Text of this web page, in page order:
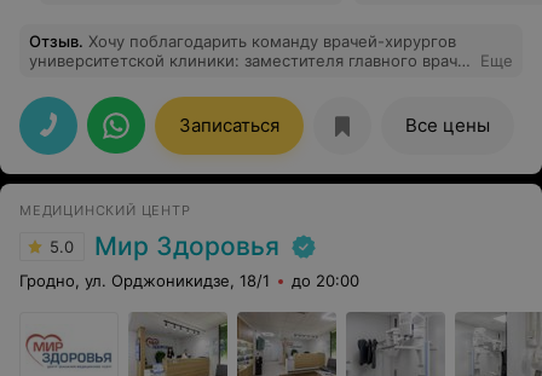
Отзыв. Хочу поблагодарить команду врачей-хирургов
университетской клиники: заместителя главного врача
хирурга Евгения Иосифовича ,заведующего
отделением трансплантации органов и тканей
пластической и эндокринной хирургии Ярослава
Михайловича Жука за мастерски проведенную
операцию по продольной резекции желудка!Эта
по снижению веса,делая пациентов счастливыми и
здоровыми!Настоятельно рекомендую нашу
гродненскую клинику для проведения такой
уникальной операции.Условия до операции,уход и
после операции отличные!Эти специалисты самого
высокого класса и пусть Господь Бог бережет их
Золотые руки!
Еще
Записаться Все цены
МЕДИЦИНСКИЙ ЦЕНТР
5.0 Мир Здоровья
Гродно, ул. Орджоникидзе, 18/1 до 20:00